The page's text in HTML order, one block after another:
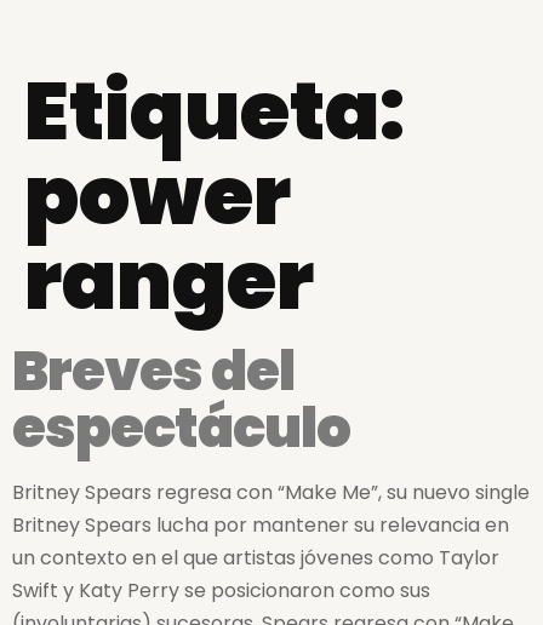
Etiqueta:
power
ranger
Breves del
espectáculo
Britney Spears regresa con “Make Me”, su nuevo single
Britney Spears lucha por mantener su relevancia en
un contexto en el que artistas jóvenes como Taylor
Swift y Katy Perry se posicionaron como sus